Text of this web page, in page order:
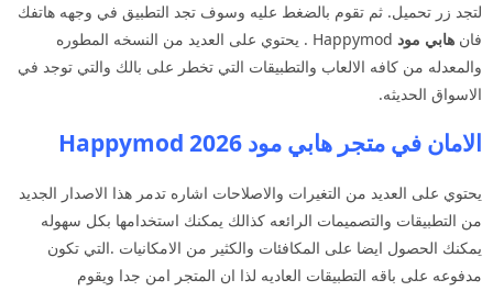
لتجد زر تحميل. ثم تقوم بالضغط عليه وسوف تجد التطبيق في وجهه هاتفك
فان هابي مود
Happymod . يحتوي على العديد من النسخه المطوره
والمعدله من كافه الالعاب والتطبيقات التي تخطر على بالك والتي توجد في
الاسواق الحديثه.
الامان في متجر هابي مود 2026 Happymod
يحتوي على العديد من التغيرات والاصلاحات اشاره تدمر هذا الاصدار الجديد
من التطبيقات والتصميمات الرائعه كذالك يمكنك استخدامها بكل سهوله
يمكنك الحصول ايضا على المكافئات والكثير من الامكانيات .التي تكون
مدفوعه على باقه التطبيقات العاديه لذا ان المتجر امن جدا ويقوم